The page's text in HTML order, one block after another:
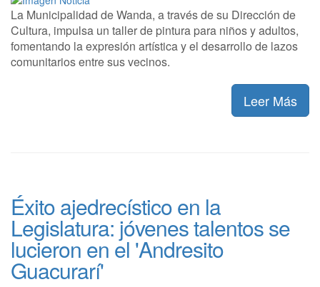
La Municipalidad de Wanda, a través de su Dirección de
Cultura, impulsa un taller de pintura para niños y adultos,
fomentando la expresión artística y el desarrollo de lazos
comunitarios entre sus vecinos.
Leer Más
Éxito ajedrecístico en la
Legislatura: jóvenes talentos se
lucieron en el 'Andresito
Guacurarí'